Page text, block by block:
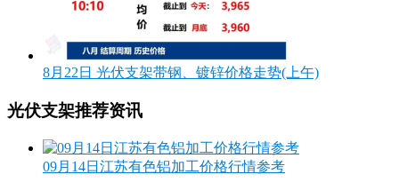
8月22日 光伏支架带钢、镀锌价格走势(上午)
光伏支架推荐资讯
09月14日江苏有色铝加工价格行情参考